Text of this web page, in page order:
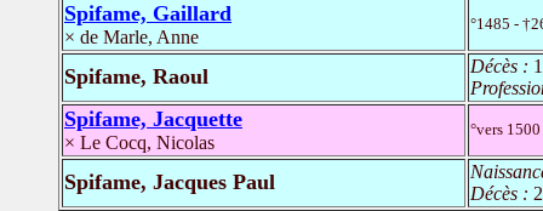
Spifame, Gaillard
× de Marle, Anne
°1485 -
Spifame, Raoul Décès :
Spifame, Jacquette
× Le Cocq, Nicolas
°vers
Spifame, Jacques Paul
Décès :